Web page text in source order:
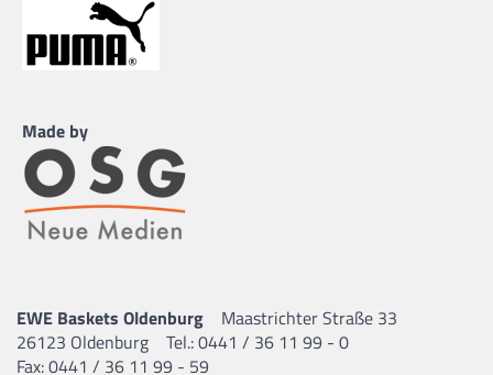
Made by
EWE Baskets Oldenburg
Maastrichter Straße 33
26123 Oldenburg
Tel.: 0441 / 36 11 99 - 0
Fax: 0441 / 36 11 99 - 59